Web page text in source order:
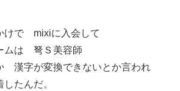
けで mixiに入会して
ムは 弩Ｓ美容師
漢字が変換できないとか言われ
たんだ。